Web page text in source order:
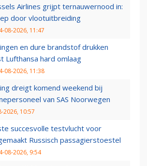
Airlines grijpt ternauwernood in:
door vlootuitbreiding
08-2026, 11:47
en dure brandstof drukken
Lufthansa hard omlaag
08-2026, 11:38
dreigt komend weekend bij
van SAS Noorwegen
2026, 10:57
succesvolle testvlucht voor
Russisch passagierstoestel
08-2026, 9:54